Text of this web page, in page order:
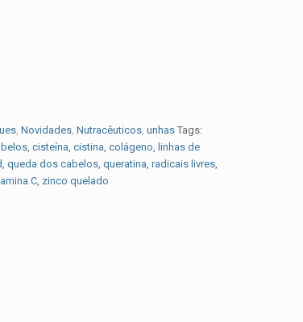
, Novidades, Nutracêuticos, unhas Tags:
, cisteína, cistina, colágeno, linhas de
, queda dos cabelos, queratina, radicais livres,
C, zinco quelado